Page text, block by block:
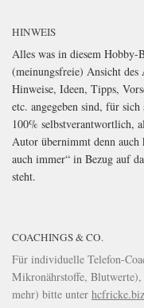
HINWEIS
Alles was in diesem
(meinungsfreie) Ansicht
Hinweise, Ideen, Tipps,
etc. angegeben sind, für
100% selbstverantwortlich,
Autor übernimmt denn auch
auch immer“ in Bezug auf
steht.
COACHINGS & CO.
Für individuelle Telefon-
Mikronährstoffe, Blutwerte),
mehr) bitte unter hcfricke.biz